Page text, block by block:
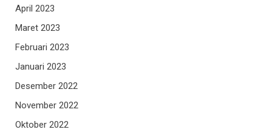
April 2023
Maret 2023
Februari 2023
Januari 2023
Desember 2022
November 2022
Oktober 2022